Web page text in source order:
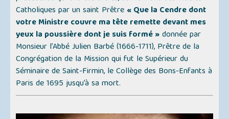
Catholiques par un saint Prêtre « Que la Cendre dont
votre Ministre couvre ma tête remette devant mes
yeux la poussière dont je suis formé »donnée par
Monsieur l’Abbé Julien Barbé (1666-1711), Prêtre de la
Congrégation de la Mission qui fut le Supérieur du
Séminaire de Saint-Firmin, le Collège des Bons-Enfants à
Paris de 1695 jusqu’à sa mort.